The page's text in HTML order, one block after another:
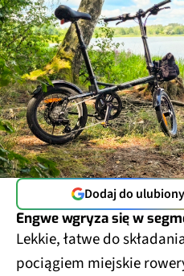
Dodaj do
Engwe wgryza się w
Lekkie, łatwe do
pociągiem miejskie